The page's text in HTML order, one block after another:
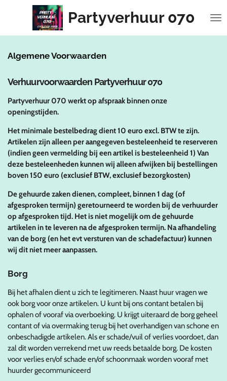
hoofdinhoud
Partyverhuur 070
Algemene Voorwaarden
Verhuurvoorwaarden Partyverhuur 070
Partyverhuur 070 werkt op afspraak binnen onze
openingstijden.
Het minimale bestelbedrag dient 10 euro excl. BTW te zijn.
Artikelen zijn alleen per aangegeven besteleenheid te reserveren
(indien geen vermelding bij een artikel is besteleenheid 1) Van
deze besteleenheden kunnen wij alleen afwijken bij bestellingen
boven 150 euro (exclusief BTW, exclusief bezorgkosten)
De gehuurde zaken dienen, compleet, binnen 1 dag (of
afgesproken termijn) geretourneerd te worden bij de verhuurder
op afgesproken tijd. Het is niet mogelijk om de gehuurde
artikelen in te leveren na de afgesproken termijn. Na afhandeling
van de borg (en het evt versturen van de schadefactuur) kunnen
wij dit niet meer aanpassen.
Borg
Bij het afhalen dient u zich te legitimeren. Naast huur vragen we
ook borg voor onze artikelen. U kunt bij ons contant betalen bij
ophalen of vooraf via overboeking. U krijgt uiteraard de borg geheel
contant of via overmaking terug bij het overhandigen van schone en
onbeschadigde artikelen. Als er schade/vuil of verlies voordoet, dan
zal dit worden verrekend met uw reeds betaalde borg. De kosten
voor verlies en/of schade en/of schoonmaak worden vooraf met
huurder gecommuniceerd